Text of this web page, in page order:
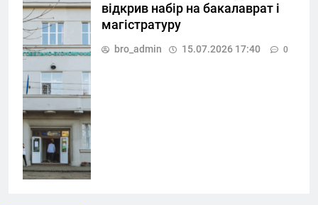
відкрив набір на бакалаврат і
магістратуру
bro_admin 15.07.2026 17:40 0